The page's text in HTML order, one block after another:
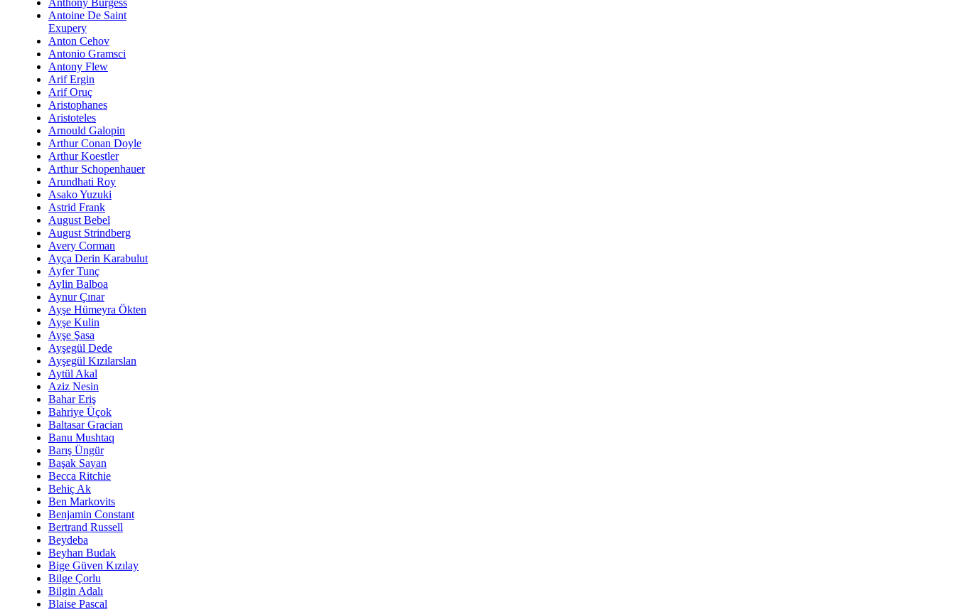
Anthony Burgess
Antoine De Saint
Exupery
Anton Cehov
Antonio Gramsci
Antony Flew
Arif Ergin
Arif Oruç
Aristophanes
Aristoteles
Arnould Galopin
Arthur Conan Doyle
Arthur Koestler
Arthur Schopenhauer
Arundhati Roy
Asako Yuzuki
Astrid Frank
August Bebel
August Strindberg
Avery Corman
Ayça Derin Karabulut
Ayfer Tunç
Aylin Balboa
Aynur Çınar
Ayşe Hümeyra Ökten
Ayşe Kulin
Ayşe Şasa
Ayşegül Dede
Ayşegül Kızılarslan
Aytül Akal
Aziz Nesin
Bahar Eriş
Bahriye Üçok
Baltasar Gracian
Banu Mushtaq
Barış Üngür
Başak Sayan
Becca Ritchie
Behiç Ak
Ben Markovits
Benjamin Constant
Bertrand Russell
Beydeba
Beyhan Budak
Bige Güven Kızılay
Bilge Çorlu
Bilgin Adalı
Blaise Pascal